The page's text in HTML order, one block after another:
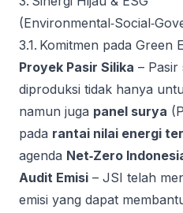
3.1. Komitmen pada Green
Proyek Pasir Silika – Pasir
diproduksi tidak hanya
namun juga panel surya
pada rantai nilai energi
agenda Net‑Zero
Audit Emisi – JSI telah
emisi yang dapat